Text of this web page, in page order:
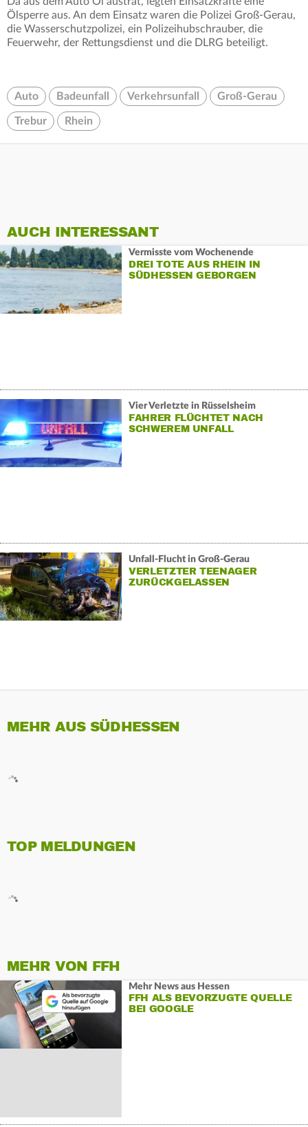
Ölsperre aus. An dem Einsatz waren die Polizei Groß-Gerau,
die Wasserschutzpolizei, ein Polizeihubschrauber, die
Feuerwehr, der Rettungsdienst und die DLRG beteiligt.
Auto Badeunfall Verkehrsunfall Groß-Gerau
Trebur Rhein
AUCH INTERESSANT
Vermisste vom Wochenende
DREI TOTE AUS RHEIN IN
SÜDHESSEN GEBORGEN
Vier Verletzte in Rüsselsheim
FAHRER FLÜCHTET NACH
SCHWEREM UNFALL
Unfall-Flucht in Groß-Gerau
VERLETZTER TEENAGER
ZURÜCKGELASSEN
MEHR AUS SÜDHESSEN
TOP MELDUNGEN
MEHR VON FFH
Mehr News aus Hessen
FFH ALS BEVORZUGTE QUELLE
BEI GOOGLE